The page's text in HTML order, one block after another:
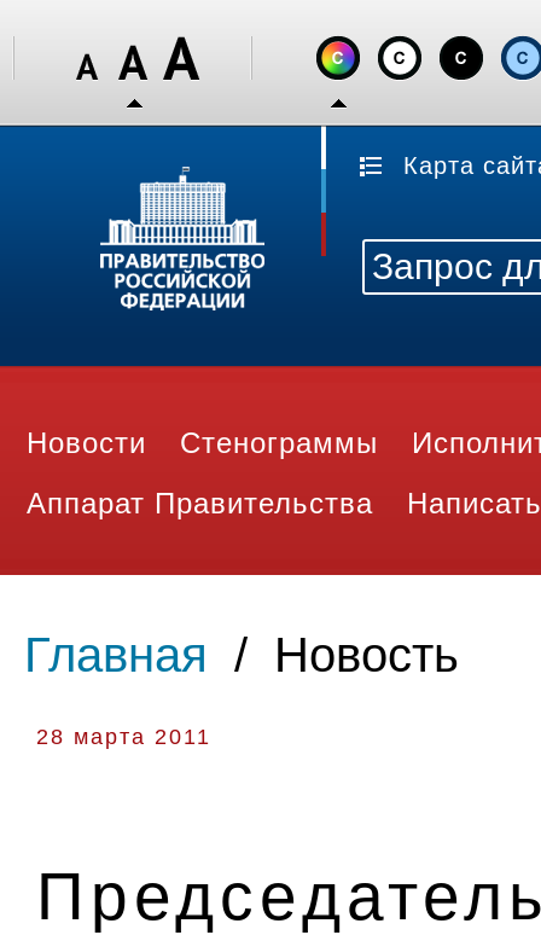
Карта
Новости Стенограммы
Аппарат Правительства
Главная / Новость
28 марта 2011